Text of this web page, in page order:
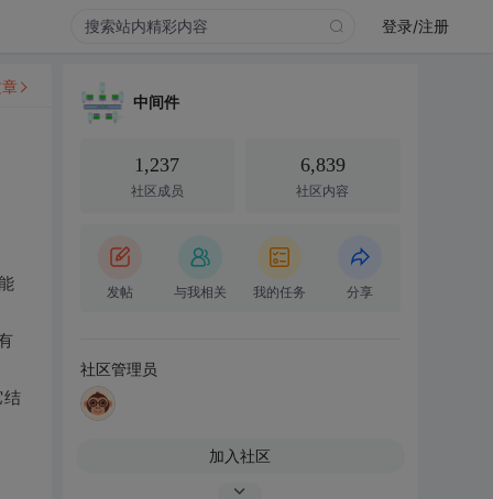
登录/注册
结
中间件
1,237
社区成员
6,839
社区内容
发帖 与我相关 我的任务 分享
社区管理员
加入社区